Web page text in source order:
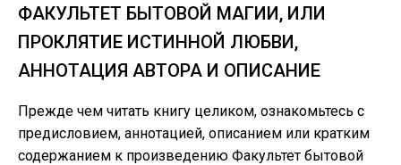
ФАКУЛЬТЕТ БЫТОВОЙ МАГИИ, ИЛИ
ПРОКЛЯТИЕ ИСТИННОЙ ЛЮБВИ,
АННОТАЦИЯ АВТОРА И ОПИСАНИЕ
Прежде чем читать книгу целиком, ознакомьтесь с
предисловием, аннотацией, описанием или кратким
содержанием к произведению Факультет бытовой